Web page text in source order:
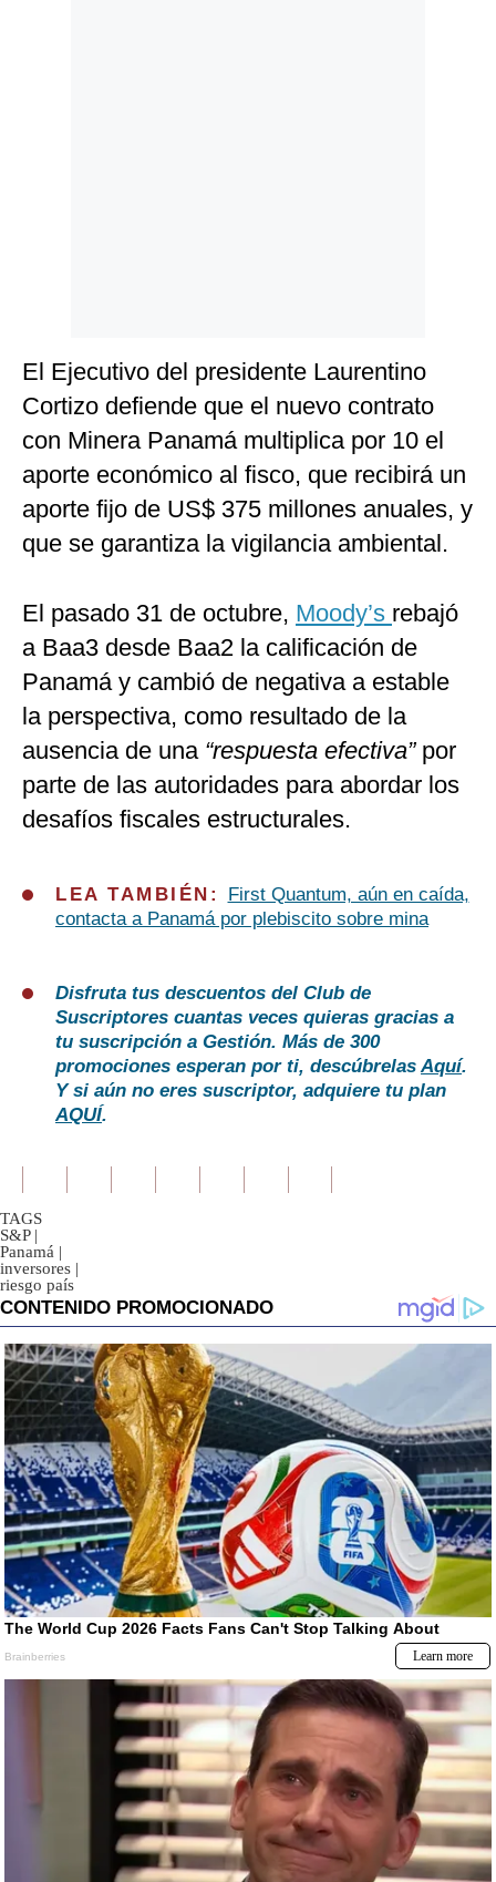
El Ejecutivo del presidente Laurentino
Cortizo defiende que el nuevo contrato
con Minera Panamá multiplica por 10 el
aporte económico al fisco, que recibirá un
aporte fijo de US$ 375 millones anuales, y
que se garantiza la vigilancia ambiental.
El pasado 31 de octubre, Moody’s rebajó
a Baa3 desde Baa2 la calificación de
Panamá y cambió de negativa a estable
la perspectiva, como resultado de la
ausencia de una “respuesta efectiva” por
parte de las autoridades para abordar los
desafíos fiscales estructurales.
LEA TAMBIÉN:
First Quantum, aún en caída,
contacta a Panamá por plebiscito sobre mina
Disfruta tus descuentos del Club de
Suscriptores cuantas veces quieras gracias a
tu suscripción a Gestión. Más de 300
promociones esperan por ti, descúbrelasAquí.
Y si aún no eres suscriptor, adquiere tu plan
AQUÍ.
TAGS
S&P |
Panamá |
inversores |
riesgo país